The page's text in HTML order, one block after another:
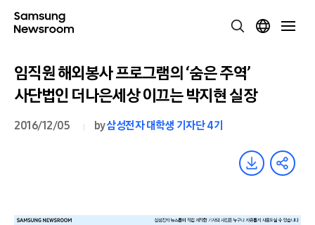
임직원 해외봉사 프로그램의 ‘숨은 주역’
사단법인 더나은세상 이끄는 박지현 실장
2016/12/05 by삼성전자 대학생 기자단 4기